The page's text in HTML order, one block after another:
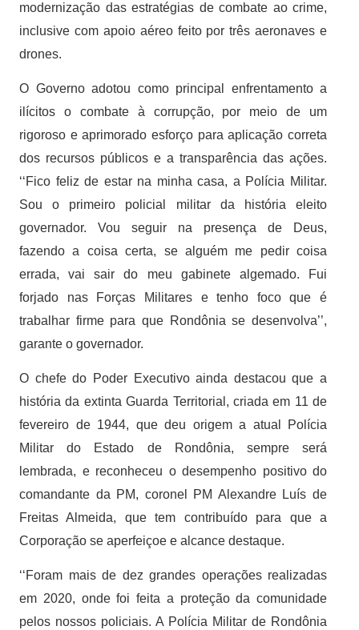
modernização das estratégias de combate ao crime,
inclusive com apoio aéreo feito por três aeronaves e
drones.
O Governo adotou como principal enfrentamento a
ilícitos o combate à corrupção, por meio de um
rigoroso e aprimorado esforço para aplicação correta
dos recursos públicos e a transparência das ações.
‘‘Fico feliz de estar na minha casa, a Polícia Militar.
Sou o primeiro policial militar da história eleito
governador. Vou seguir na presença de Deus,
fazendo a coisa certa, se alguém me pedir coisa
errada, vai sair do meu gabinete algemado. Fui
forjado nas Forças Militares e tenho foco que é
trabalhar firme para que Rondônia se desenvolva’’,
garante o governador.
O chefe do Poder Executivo ainda destacou que a
história da extinta Guarda Territorial, criada em 11 de
fevereiro de 1944, que deu origem a atual Polícia
Militar do Estado de Rondônia, sempre será
lembrada, e reconheceu o desempenho positivo do
comandante da PM, coronel PM Alexandre Luís de
Freitas Almeida, que tem contribuído para que a
Corporação se aperfeiçoe e alcance destaque.
‘‘Foram mais de dez grandes operações realizadas
em 2020, onde foi feita a proteção da comunidade
pelos nossos policiais. A Polícia Militar de Rondônia